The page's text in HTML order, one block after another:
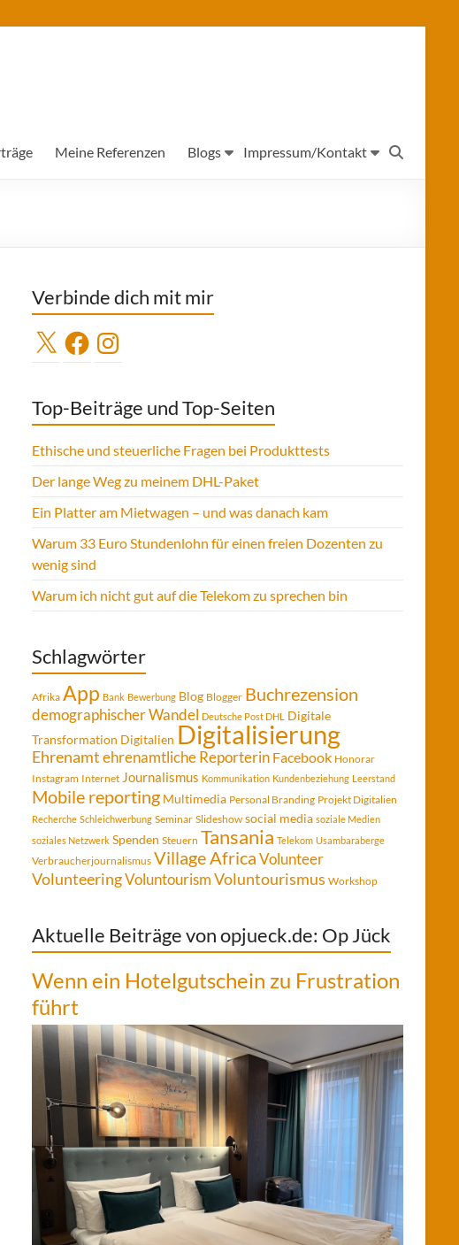
Meine Referenzen Blogs Impressum/Kontakt
Verbinde dich mit mir
X FacebookInstagram
Top-Beiträge und Top-Seiten
Ethische und steuerliche Fragen bei Produkttests
Der lange Weg zu meinem DHL-Paket
Ein Platter am Mietwagen – und was danach kam
Warum 33 Euro Stundenlohn für einen freien Dozenten zu
wenig sind
Warum ich nicht gut auf die Telekom zu sprechen bin
Schlagwörter
Afrika App Bank Bewerbung Blog Blogger Buchrezension
demographischer Wandel Deutsche Post DHL
Digitale
Transformation Digitalien Digitalisierung
Ehrenamtehrenamtliche Reporterin Facebook Honorar
Instagram Internet Journalismus Kommunikation Kundenbeziehung Leerstand
Mobile reporting Multimedia Personal Branding Projekt Digitalien
Recherche Schleichwerbung Seminar Slideshow social media soziale Medien
soziales Netzwerk Spenden Steuern Tansania Telekom Usambaraberge
Verbraucherjournalismus Village AfricaVolunteer
VolunteeringVoluntourismVoluntourismus Workshop
Aktuelle Beiträge von opjueck.de: Op Jück
Wenn ein Hotelgutschein zu Frustration
führt